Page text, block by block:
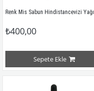
Renk Mis Sabun Hindistancevizi Yağı
₺400,00
Sepete Ekle